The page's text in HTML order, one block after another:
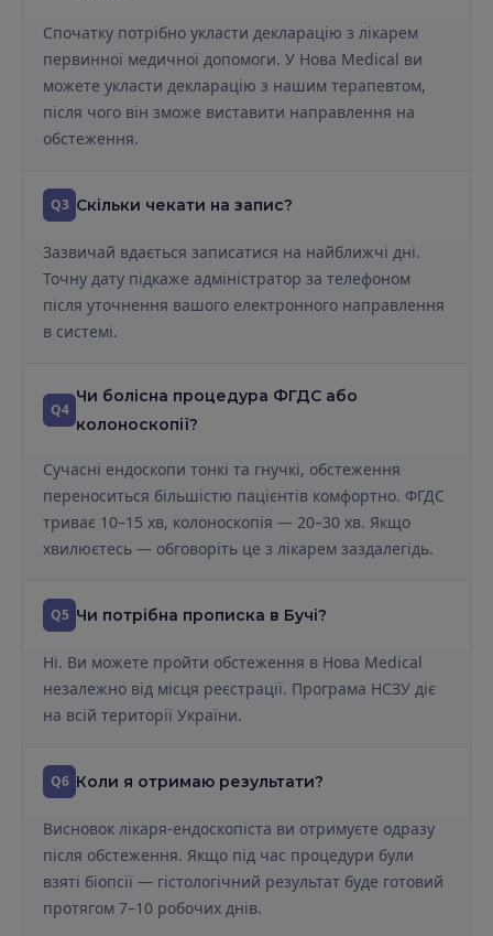
Спочатку потрібно укласти декларацію з лікарем
первинної медичної допомоги. У Нова Medical ви
можете укласти декларацію з нашим терапевтом,
після чого він зможе виставити направлення на
обстеження.
Q3 Скільки чекати на запис?
Зазвичай вдається записатися на найближчі дні.
Точну дату підкаже адміністратор за телефоном
після уточнення вашого електронного направлення
в системі.
Q4
Чи болісна процедура ФГДС або
колоноскопії?
Сучасні ендоскопи тонкі та гнучкі, обстеження
переноситься більшістю пацієнтів комфортно. ФГДС
триває 10–15 хв, колоноскопія — 20–30 хв. Якщо
хвилюєтесь — обговоріть це з лікарем заздалегідь.
Q5 Чи потрібна прописка в Бучі?
Ні. Ви можете пройти обстеження в Нова Medical
незалежно від місця реєстрації. Програма НСЗУ діє
на всій території України.
Q6 Коли я отримаю результати?
Висновок лікаря-ендоскопіста ви отримуєте одразу
після обстеження. Якщо під час процедури були
взяті біопсії — гістологічний результат буде готовий
протягом 7–10 робочих днів.